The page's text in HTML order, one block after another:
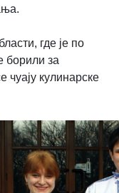
где је по
борили за
кулинарске